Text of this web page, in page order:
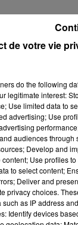
de votre vie
do the following
legitimate interest:
Use limited data to
advertising; Use
audiences through
Develop and
Use profiles
to select content;
Deliver and
privacy choices.
as IP address
Identify devices